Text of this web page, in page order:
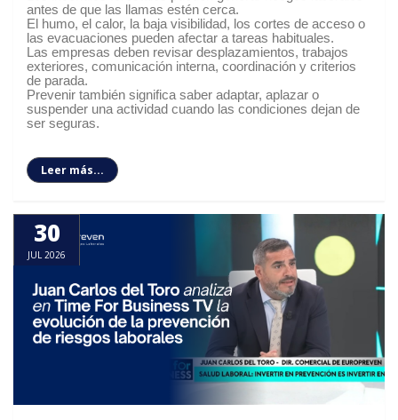
antes de que las llamas estén cerca.
El humo, el calor, la baja visibilidad, los cortes de acceso o
las evacuaciones pueden afectar a tareas habituales.
Las empresas deben revisar desplazamientos, trabajos
exteriores, comunicación interna, coordinación y criterios
de parada.
Prevenir también significa saber adaptar, aplazar o
suspender una actividad cuando las condiciones dejan de
ser seguras.
Leer más...
30
JUL 2026